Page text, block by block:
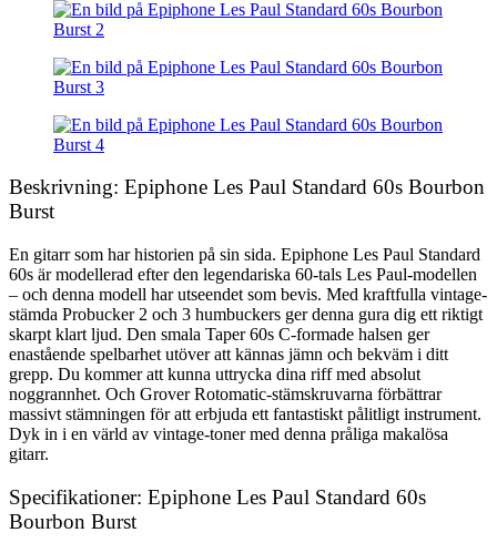
Beskrivning: Epiphone Les Paul Standard 60s Bourbon
Burst
En gitarr som har historien på sin sida. Epiphone Les Paul Standard
60s är modellerad efter den legendariska 60-tals Les Paul-modellen
– och denna modell har utseendet som bevis. Med kraftfulla vintage-
stämda Probucker 2 och 3 humbuckers ger denna gura dig ett riktigt
skarpt klart ljud. Den smala Taper 60s C-formade halsen ger
enastående spelbarhet utöver att kännas jämn och bekväm i ditt
grepp. Du kommer att kunna uttrycka dina riff med absolut
noggrannhet. Och Grover Rotomatic-stämskruvarna förbättrar
massivt stämningen för att erbjuda ett fantastiskt pålitligt instrument.
Dyk in i en värld av vintage-toner med denna pråliga makalösa
gitarr.
Specifikationer: Epiphone Les Paul Standard 60s
Bourbon Burst